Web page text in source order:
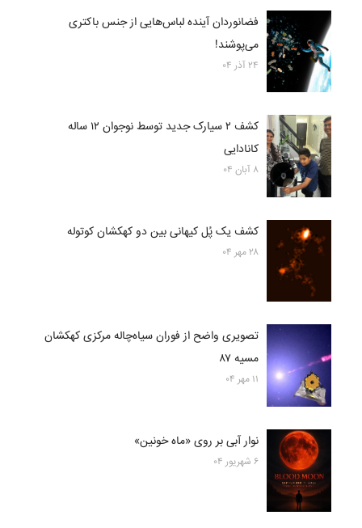
فضانوردان آینده لباس‌هایی از جنس باکتری
می‌پوشند!
۲۴ آذر ۰۴
کشف ۲ سیارک جدید توسط نوجوان ۱۲ ساله
کانادایی
۸ آبان ۰۴
کشف یک پُل کیهانی بین دو کهکشان کوتوله
۲۸ مهر ۰۴
تصویری واضح از فوران سیاه‌چاله مرکزی کهکشان
مسیه ۸۷
۱۱ مهر ۰۴
نوار آبی بر روی «ماه خونین»
۶ شهریور ۰۴